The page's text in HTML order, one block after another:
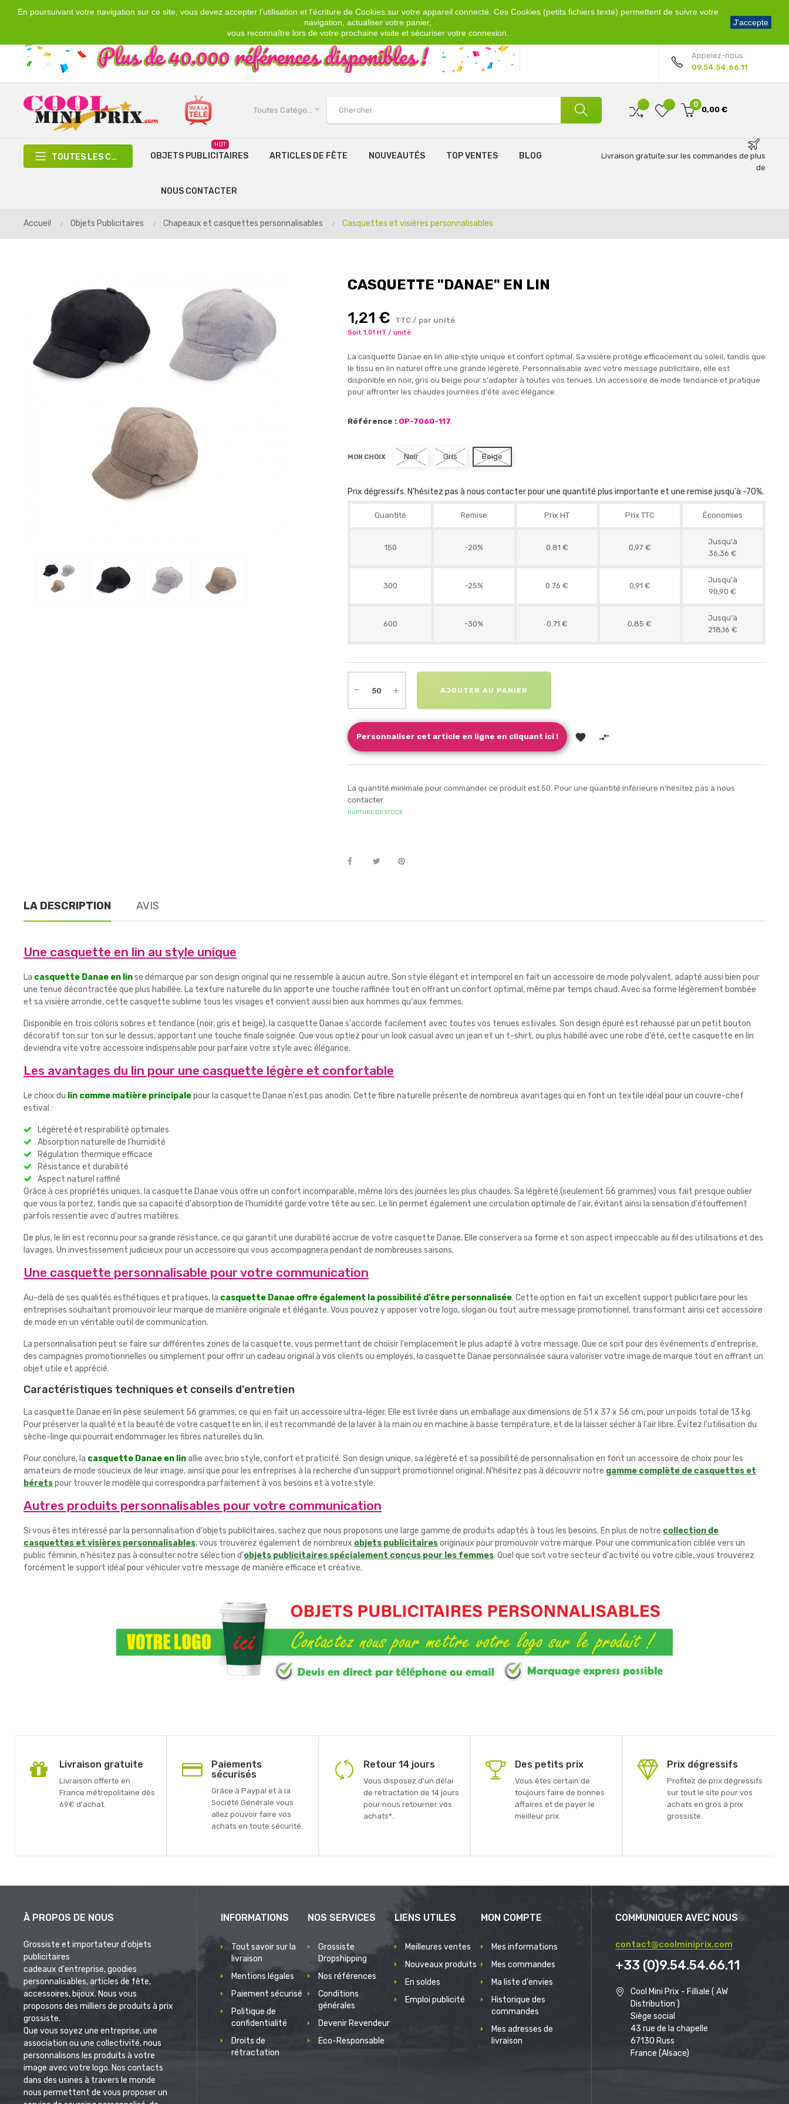
En poursuivant votre navigation sur ce site, vous devez accepter l’utilisation et l'écriture de Cookies sur votre appareil connecté. Ces Cookies (petits fichiers texte) permettent de suivre votre
navigation, actualiser votre panier,
vous reconnaître lors de votre prochaine visite et sécuriser votre connexion.
J'accepte
Emplacement
Devise
Bienvenue !
Mon compte
Appelez-nous:
09.54.54.66.11
Toutes Catégories keyboard_arrow_down
0
0,00 €
TOUTES LES CATÉGORIES OBJETS PUBLICITAIRES
HOT
ARTICLES DE FÊTE NOUVEAUTÉS TOP VENTES BLOG
NOUS CONTACTER
Livraison gratuite sur les commandes de plus
de
Accueil Objets Publicitaires Chapeaux et casquettes personnalisables Casquettes et visières personnalisables
CASQUETTE "DANAE" EN LIN
1,21 € TTC / par unité
Soit 1.01 HT / unité
La casquette Danae en lin allie style unique et confort optimal. Sa visière protège efficacement du soleil, tandis que
le tissu en lin naturel offre une grande légèreté. Personnalisable avec votre message publicitaire, elle est
disponible en noir, gris ou beige pour s'adapter à toutes vos tenues. Un accessoire de mode tendance et pratique
pour affronter les chaudes journées d'été avec élégance.
Référence : OP-7060-117
MON CHOIX Noir Gris Beige
Prix dégressifs. N'hésitez pas à nous contacter pour une quantité plus importante et une remise jusqu'à -70%.
Quantité Remise Prix HT Prix TTC Économies
150 -20% 0.81 € 0,97 €
Jusqu'à
36,36 €
300 -25% 0.76 € 0,91 €
Jusqu'à
90,90 €
600 -30% 0.71 € 0,85 €
Jusqu'à
218,16 €
AJOUTER AU PANIER
Personnaliser cet article en ligne en cliquant ici !  
La quantité minimale pour commander ce produit est 50. Pour une quantité inférieure n'hésitez pas à nous
contacter.
RUPTURE DE STOCK
LA DESCRIPTION AVIS
Une casquette en lin au style unique
La casquette Danae en linse démarque par son design original qui ne ressemble à aucun autre. Son style élégant et intemporel en fait un accessoire de mode polyvalent, adapté aussi bien pour
une tenue décontractée que plus habillée. La texture naturelle du lin apporte une touche raffinée tout en offrant un confort optimal, même par temps chaud. Avec sa forme légèrement bombée
et sa visière arrondie, cette casquette sublime tous les visages et convient aussi bien aux hommes qu'aux femmes.
Disponible en trois coloris sobres et tendance (noir, gris et beige), la casquette Danae s'accorde facilement avec toutes vos tenues estivales. Son design épuré est rehaussé par un petit bouton
décoratif ton sur ton sur le dessus, apportant une touche finale soignée. Que vous optiez pour un look casual avec un jean et un t-shirt, ou plus habillé avec une robe d'été, cette casquette en lin
deviendra vite votre accessoire indispensable pour parfaire votre style avec élégance.
Les avantages du lin pour une casquette légère et confortable
Le choix du lin comme matière principalepour la casquette Danae n'est pas anodin. Cette fibre naturelle présente de nombreux avantages qui en font un textile idéal pour un couvre-chef
estival :
Légèreté et respirabilité optimales
Absorption naturelle de l'humidité
Régulation thermique efficace
Résistance et durabilité
Aspect naturel raffiné
Grâce à ces propriétés uniques, la casquette Danae vous offre un confort incomparable, même lors des journées les plus chaudes. Sa légèreté (seulement 56 grammes) vous fait presque oublier
que vous la portez, tandis que sa capacité d'absorption de l'humidité garde votre tête au sec. Le lin permet également une circulation optimale de l'air, évitant ainsi la sensation d'étouffement
parfois ressentie avec d'autres matières.
De plus, le lin est reconnu pour sa grande résistance, ce qui garantit une durabilité accrue de votre casquette Danae. Elle conservera sa forme et son aspect impeccable au fil des utilisations et des
lavages. Un investissement judicieux pour un accessoire qui vous accompagnera pendant de nombreuses saisons.
Une casquette personnalisable pour votre communication
Au-delà de ses qualités esthétiques et pratiques, la casquette Danae offre également la possibilité d'être personnalisée. Cette option en fait un excellent support publicitaire pour les
entreprises souhaitant promouvoir leur marque de manière originale et élégante. Vous pouvez y apposer votre logo, slogan ou tout autre message promotionnel, transformant ainsi cet accessoire
de mode en un véritable outil de communication.
La personnalisation peut se faire sur différentes zones de la casquette, vous permettant de choisir l'emplacement le plus adapté à votre message. Que ce soit pour des événements d'entreprise,
des campagnes promotionnelles ou simplement pour offrir un cadeau original à vos clients ou employés, la casquette Danae personnalisée saura valoriser votre image de marque tout en offrant un
objet utile et apprécié.
Caractéristiques techniques et conseils d'entretien
La casquette Danae en lin pèse seulement 56 grammes, ce qui en fait un accessoire ultra-léger. Elle est livrée dans un emballage aux dimensions de 51 x 37 x 56 cm, pour un poids total de 13 kg.
Pour préserver la qualité et la beauté de votre casquette en lin, il est recommandé de la laver à la main ou en machine à basse température, et de la laisser sécher à l'air libre. Évitez l'utilisation du
sèche-linge qui pourrait endommager les fibres naturelles du lin.
Pour conclure, la casquette Danae en linallie avec brio style, confort et praticité. Son design unique, sa légèreté et sa possibilité de personnalisation en font un accessoire de choix pour les
amateurs de mode soucieux de leur image, ainsi que pour les entreprises à la recherche d'un support promotionnel original. N'hésitez pas à découvrir notre gamme complète de casquettes et
béretspour trouver le modèle qui correspondra parfaitement à vos besoins et à votre style.
Autres produits personnalisables pour votre communication
Si vous êtes intéressé par la personnalisation d'objets publicitaires, sachez que nous proposons une large gamme de produits adaptés à tous les besoins. En plus de notre collection de
casquettes et visières personnalisables, vous trouverez également de nombreux objets publicitairesoriginaux pour promouvoir votre marque. Pour une communication ciblée vers un
public féminin, n'hésitez pas à consulter notre sélection d'objets publicitaires spécialement conçus pour les femmes. Quel que soit votre secteur d'activité ou votre cible, vous trouverez
forcément le support idéal pour véhiculer votre message de manière efficace et créative.
Livraison gratuite
Livraison offerte en
France métropolitaine dès
69€ d'achat.
Paiements
sécurisés
Grâce à Paypal et à la
Société Générale vous
allez pouvoir faire vos
achats en toute sécurité.
Retour 14 jours
Vous disposez d'un délai
de rétractation de 14 jours
pour nous retourner vos
achats*.
Des petits prix
Vous êtes certain de
toujours faire de bonnes
affaires et de payer le
meilleur prix.
Prix dégressifs
Profitez de prix dégressifs
sur tout le site pour vos
achats en gros à prix
grossiste.
À PROPOS DE NOUS
Grossiste et importateur d'objets
publicitaires
cadeaux d'entreprise, goodies
personnalisables, articles de fête,
accessoires, bijoux. Nous vous
proposons des milliers de produits à prix
grossiste.
Que vous soyez une entreprise, une
association ou une collectivité, nous
personnalisons les produits à votre
image avec votre logo. Nos contacts
dans des usines à travers le monde
nous permettent de vous proposer un
COMMUNIQUER AVEC NOUS
contact@coolminiprix.com
+33 (0)9.54.54.66.11
Cool Mini Prix - Filliale ( AW
Distribution )
Siège social
43 rue de la chapelle
67130 Russ
France (Alsace)
INFORMATIONS
Tout savoir sur la
livraison
Mentions légales
Paiement sécurisé
Politique de
confidentialité
Droits de
rétractation
NOS SERVICES
Grossiste
Dropshipping
Nos références
Conditions
générales
Devenir Revendeur
Eco-Responsable
LIENS UTILES
Meilleures ventes
Nouveaux produits
En soldes
Emploi publicité
MON COMPTE
Mes informations
Mes commandes
Ma liste d'envies
Historique des
commandes
Mes adresses de
livraison